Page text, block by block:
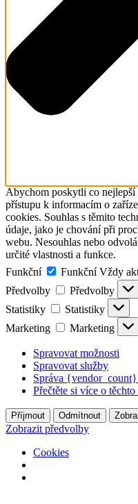
Abychom poskytli co
přístupu k informacím o
cookies. Souhlas s těmito
údaje, jako je chování při
webu. Nesouhlas nebo
určité vlastnosti a funkce.
Funkční
Funkční Vždy
Předvolby
Předvolby
Statistiky
Statistiky
Marketing
Marketing
Spravovat možnosti
Spravovat služby
Správa
Přečtěte si více o těchto
Příjmout Odmítnout
Zobrazit předvolby
Cookies